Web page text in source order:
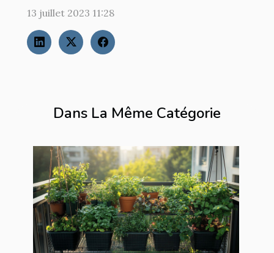
Dans La Même Catégorie
13 juillet 2023 11:28